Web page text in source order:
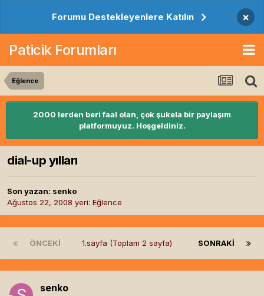
Forumu Destekleyenlere Katılın ×
Paticik Forumları
Eğlence
2000 lerden beri faal olan, çok şukela bir paylaşım
platformuyuz. Hoşgeldiniz.
dial-up yılları
Son yazan: senko
Ağustos 22, 2008 yeri: Eğlence
ÖNCEKI SONRAKI
1.sayfa (Toplam 2 sayfa)
senko